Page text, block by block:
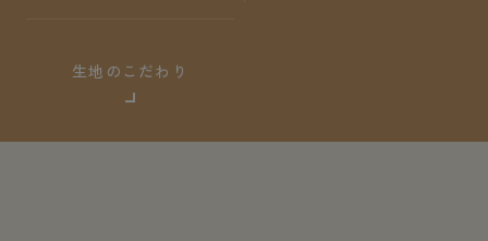
生地のこだわり